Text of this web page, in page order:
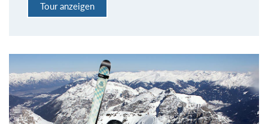
Tour anzeigen